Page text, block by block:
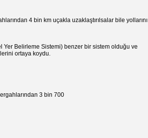
4 bin km uçakla uzaklaştırılsalar bile yollarını
Yer Belirleme Sistemi) benzer bir sistem olduğu ve
ortaya koydu.
3 bin 700